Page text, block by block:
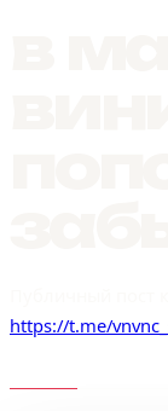
https://t.me/